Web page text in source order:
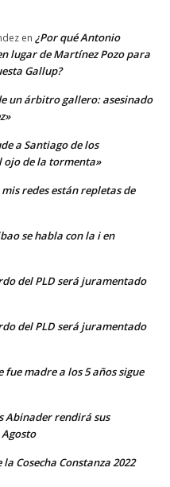
en ¿Por qué Antonio
lugar de Martínez Pozo para
Gallup?
un árbitro gallero: asesinado
a Santiago de los
ojo de la tormenta»
redes están repletas de
se habla con la i en
del PLD será juramentado
del PLD será juramentado
madre a los 5 años sigue
Abinader rendirá sus
la Cosecha Constanza 2022